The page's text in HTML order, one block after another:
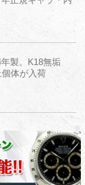
年製。K18無垢
個体が入荷